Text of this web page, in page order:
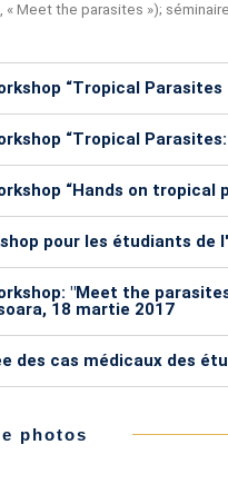
« Meet the parasites »);
“Tropical Parasites
“Tropical
“Hands on tropical
pour les étudiants de
"Meet the
18 martie 2017
des cas médicaux des
photos